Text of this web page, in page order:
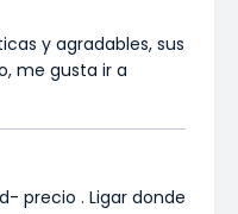
y agradables, sus
me gusta ir a
precio . Ligar donde